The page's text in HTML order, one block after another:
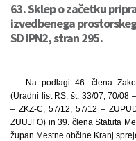
63. Sklep o začetku
izvedbenega
SD IPN2, stran 295.
Na podlagi 46. člena
(Uradni list RS, št. 33/07, 70/08
– ZKZ-C, 57/12, 57/12 –
ZUUJFO) in 39. člena Statuta
župan Mestne občine Kranj